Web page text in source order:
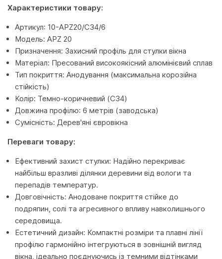
Характеристики товару:
Артикул: 10-APZ20/C34/6
Модель: APZ 20
Призначення: Захисний профіль для стулки вікна
Матеріал: Пресований високоякісний алюмінієвий сплав
Тип покриття: Анодування (максимальна корозійна
стійкість)
Колір: Темно-коричневий (C34)
Довжина профілю: 6 метрів (заводська)
Сумісність: Дерев'яні євровікна
Переваги товару:
Ефективний захист стулки: Надійно перекриває
найбільш вразливі ділянки деревини від вологи та
перепадів температур.
Довговічність: Анодоване покриття стійке до
подряпин, солі та агресивного впливу навколишнього
середовища.
Естетичний дизайн: Компактні розміри та плавні лінії
профілю гармонійно інтегруються в зовнішній вигляд
вікна, ідеально поєднуючись із темними відтінками